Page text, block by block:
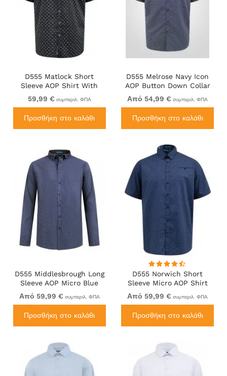
D555 Matlock Short
Sleeve AOP Shirt With
Hidden Button Down
Black
59,99 € συμπεριλ. ΦΠΑ
Προσθήκη στο καλάθι
D555 Melrose Navy Icon
AOP Button Down Collar
Short Sleeve Navy
Από 54,99 € συμπεριλ. ΦΠΑ
Προσθήκη στο καλάθι
D555 Middlesbrough Long
Sleeve AOP Micro Blue
Shirt Navy
Από 59,99 € συμπεριλ. ΦΠΑ
Προσθήκη στο καλάθι
D555 Norwich Short
Sleeve Micro AOP Shirt
With Hidden Button Down
Navy
Από 59,99 € συμπεριλ. ΦΠΑ
Προσθήκη στο καλάθι